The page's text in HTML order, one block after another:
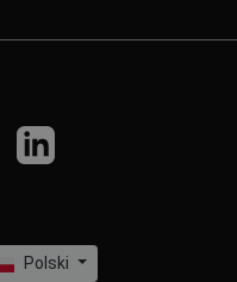
Polski